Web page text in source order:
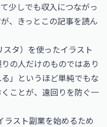
少しでも収入につながっ
、きっとこの記事を読ん
タ）を使ったイラスト
の人だけのものではあり
」というほど単純でもな
ことが、遠回りを防ぐ一
スト副業を始めるため